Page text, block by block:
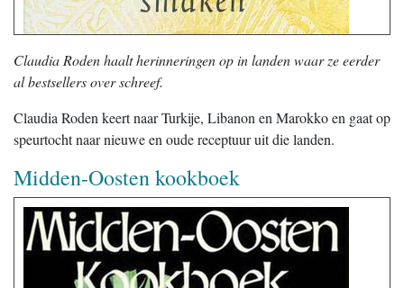
Claudia Roden haalt herinneringen op in landen waar ze eerder
al bestsellers over schreef.
Claudia Roden keert naar Turkije, Libanon en Marokko en gaat op
speurtocht naar nieuwe en oude receptuur uit die landen.
Midden-Oosten kookboek